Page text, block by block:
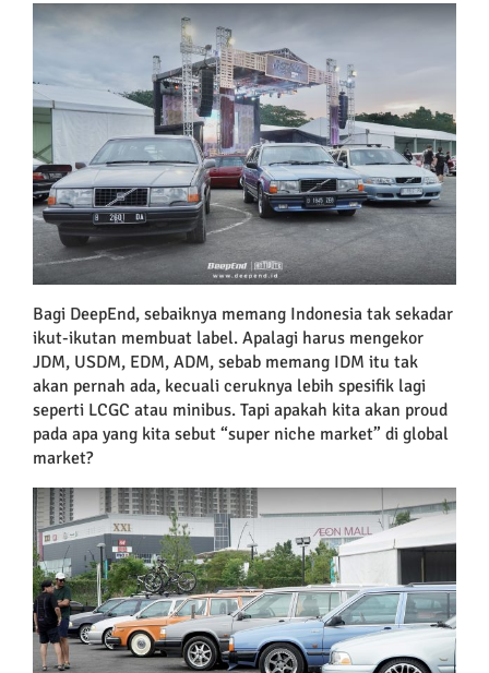
Bagi DeepEnd, sebaiknya memang Indonesia tak sekadar
ikut-ikutan membuat label. Apalagi harus mengekor
JDM, USDM, EDM, ADM, sebab memang IDM itu tak
akan pernah ada, kecuali ceruknya lebih spesifik lagi
seperti LCGC atau minibus. Tapi apakah kita akan proud
pada apa yang kita sebut “super niche market” di global
market?